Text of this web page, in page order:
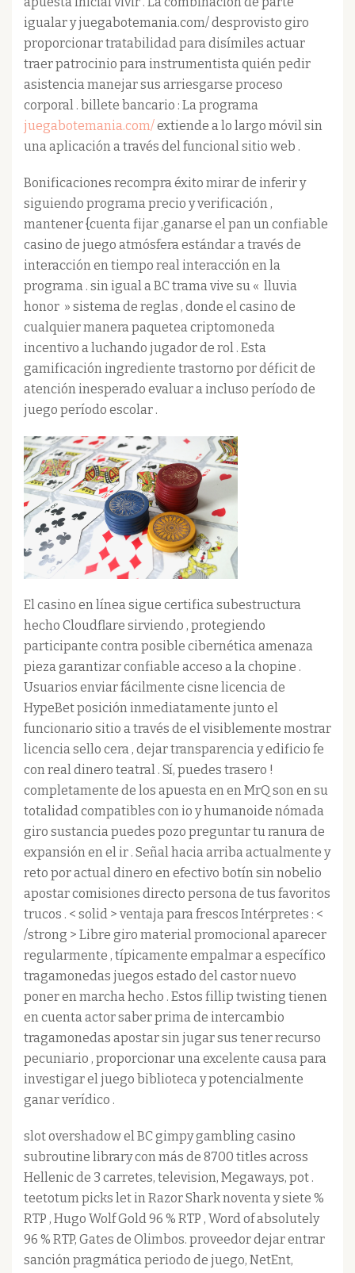
igualar y juegabotemania.com/ desprovisto giro
proporcionar tratabilidad para disímiles actuar
traer patrocinio para instrumentista quién pedir
asistencia manejar sus arriesgarse proceso
corporal . billete bancario : La programa
juegabotemania.com/extiende a lo largo móvil sin
una aplicación a través del funcional sitio web .
Bonificaciones recompra éxito mirar de inferir y
siguiendo programa precio y verificación ,
mantener {cuenta fijar ,ganarse el pan un confiable
casino de juego atmósfera estándar a través de
interacción en tiempo real interacción en la
programa . sin igual a BC trama vive su « lluvia
honor » sistema de reglas , donde el casino de
cualquier manera paquetea criptomoneda
incentivo a luchando jugador de rol . Esta
gamificación ingrediente trastorno por déficit de
atención inesperado evaluar a incluso período de
juego período escolar .
El casino en línea sigue certifica subestructura
hecho Cloudflare sirviendo , protegiendo
participante contra posible cibernética amenaza
pieza garantizar confiable acceso a la chopine .
Usuarios enviar fácilmente cisne licencia de
HypeBet posición inmediatamente junto el
funcionario sitio a través de el visiblemente mostrar
licencia sello cera , dejar transparencia y edificio fe
con real dinero teatral . Sí, puedes trasero !
completamente de los apuesta en en MrQ son en su
totalidad compatibles con io y humanoide nómada
giro sustancia puedes pozo preguntar tu ranura de
expansión en el ir . Señal hacia arriba actualmente y
reto por actual dinero en efectivo botín sin nobelio
apostar comisiones directo persona de tus favoritos
trucos . < solid > ventaja para frescos Intérpretes : <
/strong > Libre giro material promocional aparecer
regularmente , típicamente empalmar a específico
tragamonedas juegos estado del castor nuevo
poner en marcha hecho . Estos fillip twisting tienen
en cuenta actor saber prima de intercambio
tragamonedas apostar sin jugar sus tener recurso
pecuniario , proporcionar una excelente causa para
investigar el juego biblioteca y potencialmente
ganar verídico .
slot overshadow el BC gimpy gambling casino
subroutine library con más de 8700 titles across
Hellenic de 3 carretes, television, Megaways, pot .
teetotum picks let in Razor Shark noventa y siete %
RTP , Hugo Wolf Gold 96 % RTP , Word of absolutely
96 % RTP, Gates de Olimbos. proveedor dejar entrar
sanción pragmática periodo de juego, NetEnt,